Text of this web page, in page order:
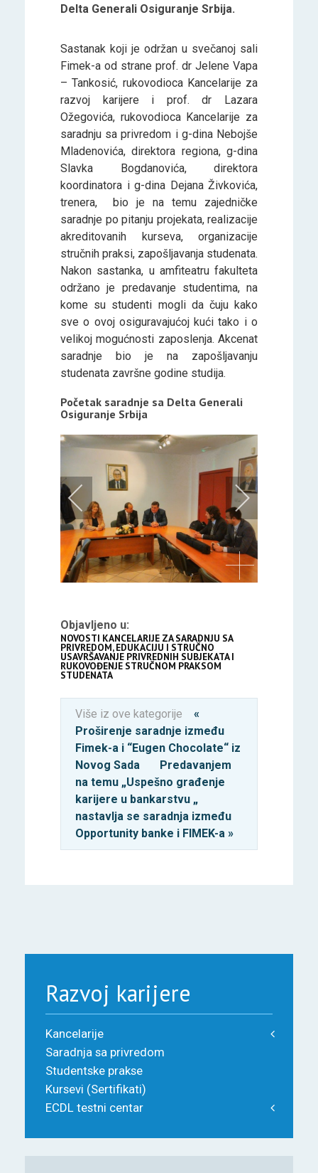
Delta Generali Osiguranje Srbija.
Sastanak koji je održan u svečanoj sali
Fimek-a od strane prof. dr Jelene Vapa
– Tankosić, rukovodioca Kancelarije za
razvoj karijere i prof. dr Lazara
Ožegovića, rukovodioca Kancelarije za
saradnju sa privredom i g-dina Nebojše
Mladenovića, direktora regiona, g-dina
Slavka Bogdanovića, direktora
koordinatora i g-dina Dejana Živkovića,
trenera, bio je na temu zajedničke
saradnje po pitanju projekata, realizacije
akreditovanih kurseva, organizacije
stručnih praksi, zapošljavanja studenata.
Nakon sastanka, u amfiteatru fakulteta
održano je predavanje studentima, na
kome su studenti mogli da čuju kako
sve o ovoj osiguravajućoj kući tako i o
velikoj mogućnosti zaposlenja. Akcenat
saradnje bio je na zapošljavanju
studenata završne godine studija.
Početak saradnje sa Delta Generali
Osiguranje Srbija
Objavljeno u:
NOVOSTI KANCELARIJE ZA SARADNJU SA
PRIVREDOM, EDUKACIJU I STRUČNO
USAVRŠAVANJE PRIVREDNIH SUBJEKATA I
RUKOVOĐENJE STRUČNOM PRAKSOM
STUDENATA
Više iz ove kategorije
«
Proširenje saradnje između
Fimek-a i “Eugen Chocolate“ iz
Novog Sada
Predavanjem
na temu „Uspešno građenje
karijere u bankarstvu „
nastavlja se saradnja između
Opportunity banke i FIMEK-a »
Razvoj karijere
Kancelarije
Saradnja sa privredom
Studentske prakse
Kursevi (Sertifikati)
ECDL testni centar